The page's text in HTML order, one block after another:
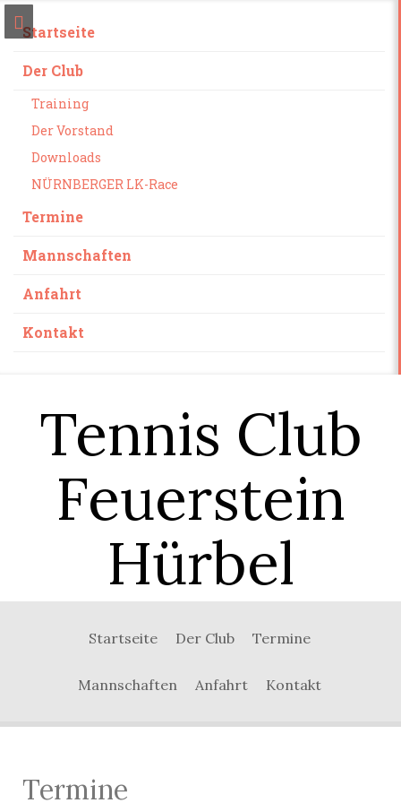
Startseite
Der Club
Training
Der Vorstand
Downloads
NÜRNBERGER LK-Race
Termine
Mannschaften
Anfahrt
Kontakt
Tennis Club
Feuerstein
Hürbel
Startseite Der Club Termine
Mannschaften Anfahrt Kontakt
Termine